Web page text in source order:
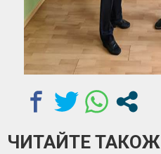
ЧИТАЙТЕ ТАКОЖ